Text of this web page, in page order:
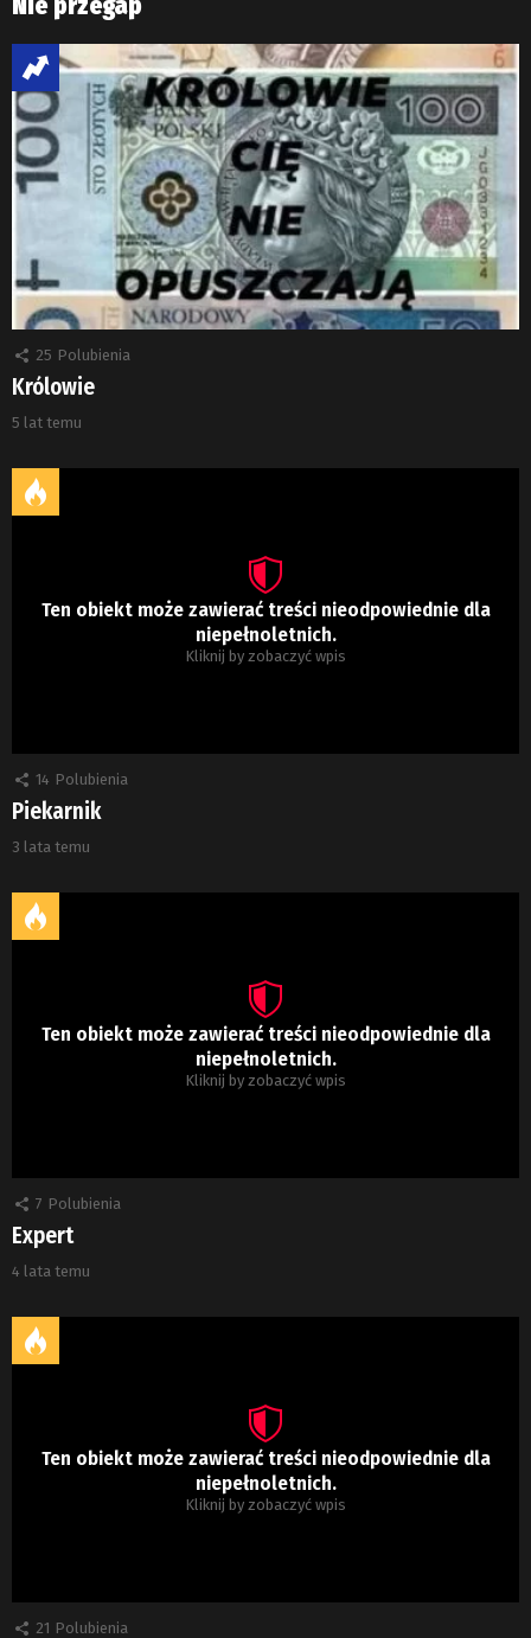
25 Polubienia
Królowie
5 lat temu
Ten obiekt może zawierać treści nieodpowiednie dla
niepełnoletnich.
Kliknij by zobaczyć wpis
14 Polubienia
Piekarnik
3 lata temu
Ten obiekt może zawierać treści nieodpowiednie dla
niepełnoletnich.
Kliknij by zobaczyć wpis
7 Polubienia
Expert
4 lata temu
Ten obiekt może zawierać treści nieodpowiednie dla
niepełnoletnich.
Kliknij by zobaczyć wpis
21 Polubienia